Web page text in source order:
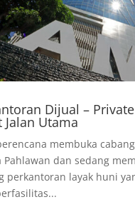
Dijual –
Jalan Utama
membuka
Pahlawan dan sedang
perkantoran layak huni